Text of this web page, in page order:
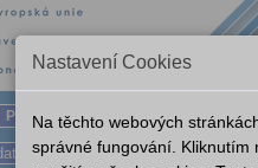
Provozování dráhy Odkazy
Nastavení Cookies
Na těchto webových
správné fungování. Kliknutím